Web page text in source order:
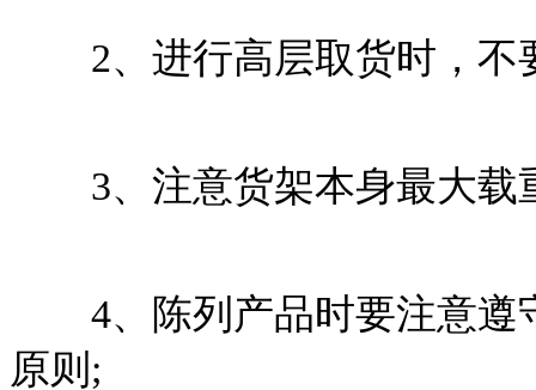
2、进行高层取货时，不
3、注意货架本身最大载
4、陈列产品时要注意遵
原则;